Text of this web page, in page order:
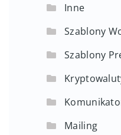
Inne
Szablony
Szablony
Mailing